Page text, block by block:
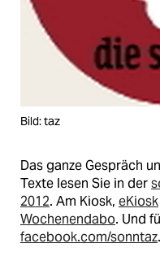
Bild: taz
Das ganze Gespräch
Texte lesen Sie in der
2012. Am Kiosk, eKiosk
Wochenendabo. Und
facebook.com/sonntaz.